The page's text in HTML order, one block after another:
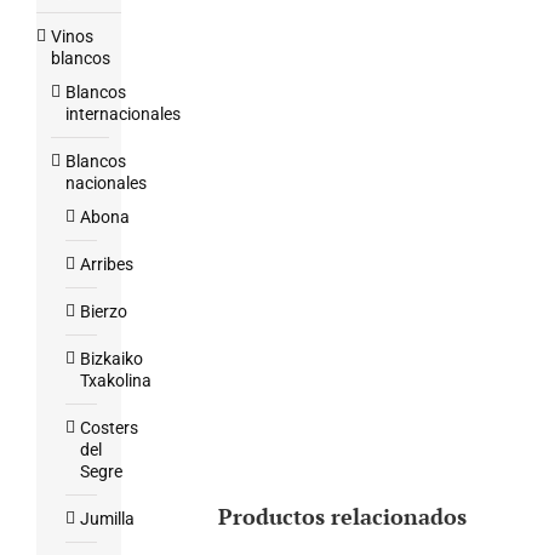
Productos relacionados
Vinos
blancos
Blancos
internacionales
Blancos
nacionales
Abona
Arribes
Bierzo
Bizkaiko
Txakolina
Costers
del
Segre
Jumilla